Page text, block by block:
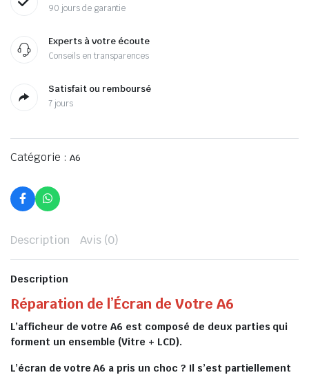
90 jours de garantie
Experts à votre écoute
Conseils en transparences
Satisfait ou remboursé
7 jours
Catégorie : A6
Description Avis (0)
Description
Réparation de l’Écran de Votre A6
L’afficheur de votre A6 est composé de deux parties qui
forment un ensemble (Vitre + LCD).
L’écran de votre A6 a pris un choc ? Il s’est partiellement